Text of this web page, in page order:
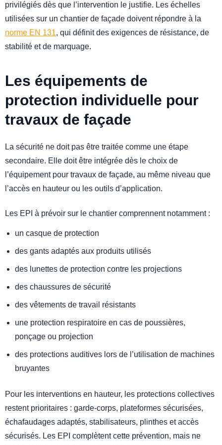
privilégiés dès que l’intervention le justifie. Les échelles
utilisées sur un chantier de façade doivent répondre à la
norme EN 131, qui définit des exigences de résistance, de
stabilité et de marquage.
Les équipements de
protection individuelle pour
travaux de façade
La sécurité ne doit pas être traitée comme une étape
secondaire. Elle doit être intégrée dès le choix de
l’équipement pour travaux de façade, au même niveau que
l’accès en hauteur ou les outils d’application.
Les EPI à prévoir sur le chantier comprennent notamment :
un casque de protection
des gants adaptés aux produits utilisés
des lunettes de protection contre les projections
des chaussures de sécurité
des vêtements de travail résistants
une protection respiratoire en cas de poussières,
ponçage ou projection
des protections auditives lors de l’utilisation de machines
bruyantes
Pour les interventions en hauteur, les protections collectives
restent prioritaires : garde-corps, plateformes sécurisées,
échafaudages adaptés, stabilisateurs, plinthes et accès
sécurisés. Les EPI complètent cette prévention, mais ne